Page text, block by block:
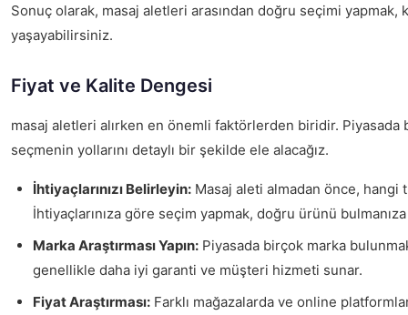
Sonuç olarak, masaj aletleri arasından doğru seçimi yapmak,
yaşayabilirsiniz.
Fiyat ve Kalite Dengesi
masaj aletleri alırken en önemli faktörlerden biridir. Piyasada
seçmenin yollarını detaylı bir şekilde ele alacağız.
İhtiyaçlarınızı Belirleyin: Masaj aleti almadan önce, hangi
İhtiyaçlarınıza göre seçim yapmak, doğru ürünü bulmanıza
Marka Araştırması Yapın: Piyasada birçok marka
genellikle daha iyi garanti ve müşteri hizmeti sunar.
Fiyat Araştırması: Farklı mağazalarda ve online